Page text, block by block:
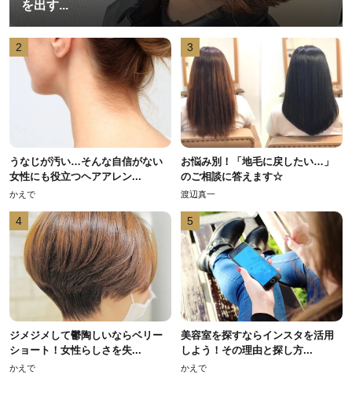
を出す...
2
うなじが汚い…そんな自信がない
女性にも役立つヘアアレン...
かえで
3
お悩み別！「地毛に戻したい…」
のご相談に答えます☆
渡辺真一
4
ジメジメして鬱陶しいならベリー
ショート！女性らしさを失...
かえで
5
美容室を探すならインスタを活用
しよう！その理由と探し方...
かえで